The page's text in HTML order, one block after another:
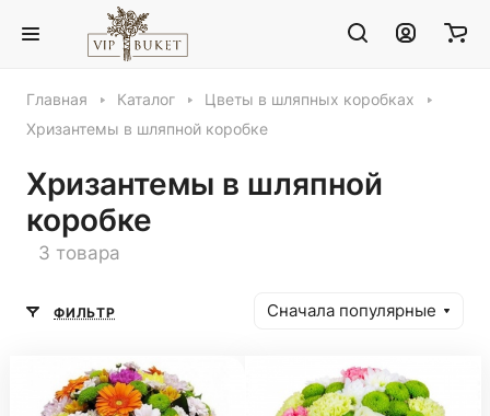
Главная Каталог
Цветы в шляпных коробках
Хризантемы в шляпной коробке
Хризантемы в шляпной
коробке
3 товара
ФИЛЬТР Сначала популярные